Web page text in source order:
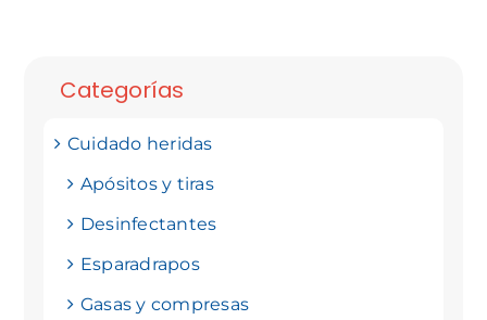
Categorías
Cuidado heridas
Apósitos y tiras
Desinfectantes
Esparadrapos
Gasas y compresas